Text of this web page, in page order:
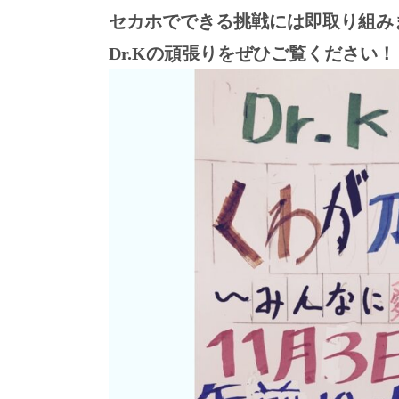
セカホでできる挑戦には即取り組み
Dr.Kの頑張りをぜひご覧ください！